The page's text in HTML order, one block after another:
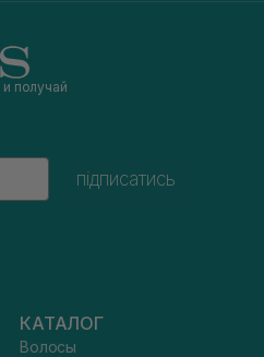
и получай
підписатись
КАТАЛОГ
Волосы